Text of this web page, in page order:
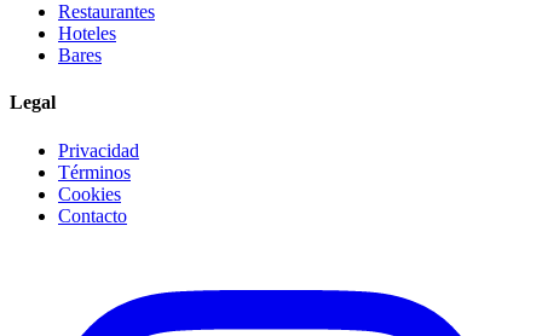
Restaurantes
Hoteles
Bares
Legal
Privacidad
Términos
Cookies
Contacto